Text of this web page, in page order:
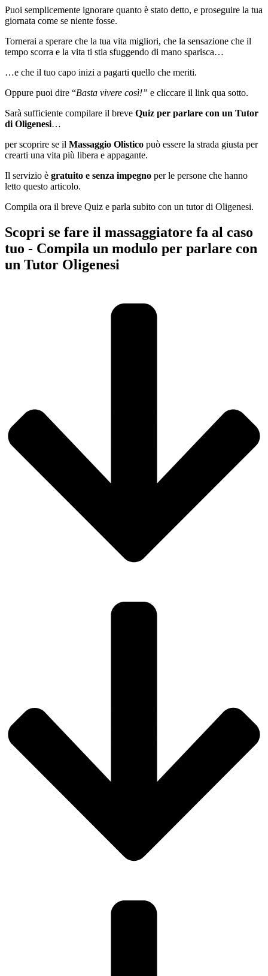
Puoi semplicemente ignorare quanto è stato detto, e proseguire la tua
giornata come se niente fosse.
Tornerai a sperare che la tua vita migliori, che la sensazione che il
tempo scorra e la vita ti stia sfuggendo di mano sparisca…
…e che il tuo capo inizi a pagarti quello che meriti.
Oppure puoi dire “Basta vivere così!” e cliccare il link qua sotto.
Sarà sufficiente compilare il breve Quiz per parlare con un Tutor
di Oligenesi…
per scoprire se il Massaggio Olistico può essere la strada giusta per
crearti una vita più libera e appagante.
Il servizio è gratuito e senza impegno per le persone che hanno
letto questo articolo.
Compila ora il breve Quiz e parla subito con un tutor di Oligenesi.
Scopri se fare il massaggiatore fa al caso
tuo - Compila un modulo per parlare con
un Tutor Oligenesi